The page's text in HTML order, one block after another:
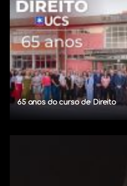
65 anos do curso de Direito